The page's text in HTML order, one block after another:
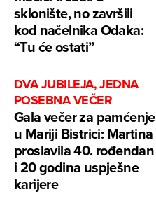
sklonište, no završili
kod načelnika Odaka:
“Tu će ostati”
DVA JUBILEJA, JEDNA
POSEBNA VEČER
Gala večer za pamćenje
u Mariji Bistrici: Martina
proslavila 40. rođendan
i 20 godina uspješne
karijere